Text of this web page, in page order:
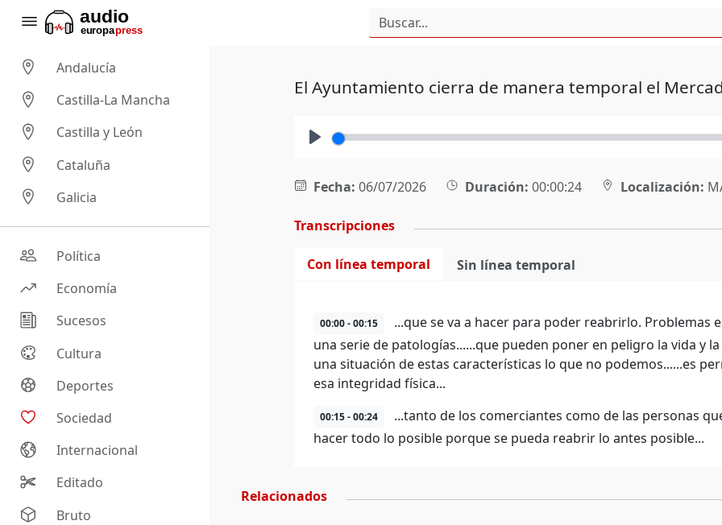
Andalucía
Castilla-La Mancha
Castilla y León
Cataluña
Galicia
Política
Economía
Sucesos
Cultura
Deportes
Sociedad
Internacional
Editado
Bruto
El Ayuntamiento cierra de manera temporal el
Fecha: 06/07/2026 Duración: 00:00:24 Localización:
Transcripciones
Con línea temporal Sin línea temporal
00:00 - 00:15
...que se va a hacer para poder reabrirlo.
una serie de patologías......que pueden poner en peligro la vida y
una situación de estas características lo que no podemos......es
esa integridad física...
00:15 - 00:24
...tanto de los comerciantes como de las personas
hacer todo lo posible porque se pueda reabrir lo antes posible...
Relacionados